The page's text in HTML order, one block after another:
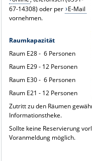
67-14308) oder per E-Mail
vornehmen.
Raumkapazität
Raum E28 - 6 Personen
Raum E29 - 12 Personen
Raum E30 - 6 Personen
Raum E21 - 12 Personen
Zutritt zu den Räumen
Informationstheke.
Sollte keine Reservierung
Voranmeldung möglich.